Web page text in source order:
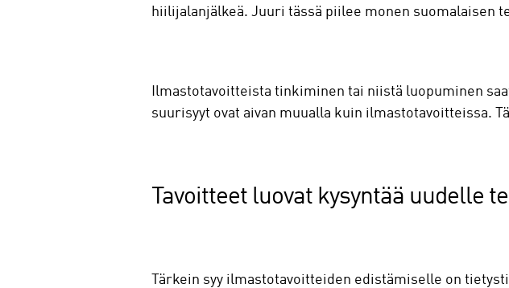
hiilijalanjälkeä. Juuri tässä piilee monen suomalaisen
Ilmastotavoitteista tinkiminen tai niistä luopuminen
suurisyyt ovat aivan muualla kuin ilmastotavoitteissa.
Tavoitteet luovat kysyntää uudelle
Tärkein syy ilmastotavoitteiden edistämiselle on